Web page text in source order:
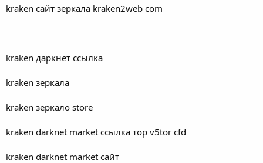
kraken сайт зеркала kraken2web com
kraken даркнет ссылка
kraken зеркала
kraken зеркало store
kraken darknet market ссылка тор v5tor cfd
kraken darknet market сайт